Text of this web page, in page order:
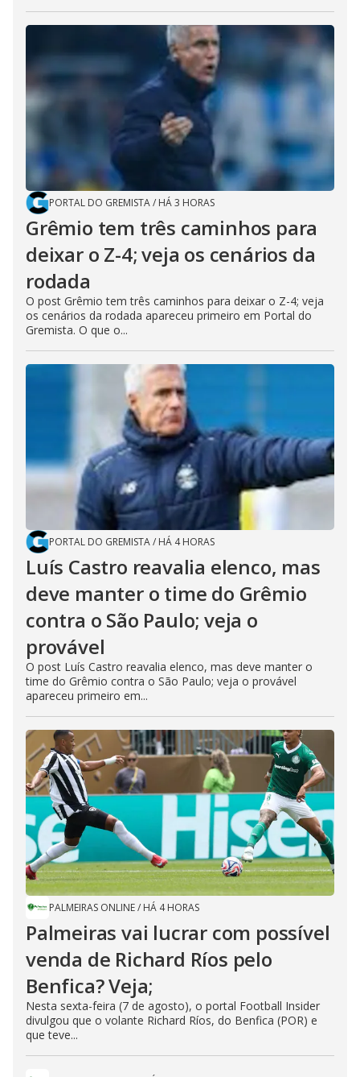
PORTAL DO GREMISTA/ HÁ 3 HORAS
Grêmio tem três caminhos para
deixar o Z-4; veja os cenários da
rodada
O post Grêmio tem três caminhos para deixar o Z-4; veja
os cenários da rodada apareceu primeiro em Portal do
Gremista. O que o...
PORTAL DO GREMISTA/ HÁ 4 HORAS
Luís Castro reavalia elenco, mas
deve manter o time do Grêmio
contra o São Paulo; veja o
provável
O post Luís Castro reavalia elenco, mas deve manter o
time do Grêmio contra o São Paulo; veja o provável
apareceu primeiro em...
PALMEIRAS ONLINE/ HÁ 4 HORAS
Palmeiras vai lucrar com possível
venda de Richard Ríos pelo
Benfica? Veja;
Nesta sexta-feira (7 de agosto), o portal Football Insider
divulgou que o volante Richard Ríos, do Benfica (POR) e
que teve...